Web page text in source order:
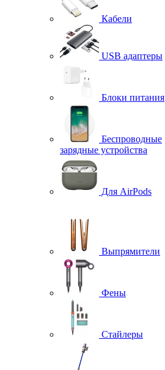
Кабели
USB адаптеры
Блоки питания
Беспроводные
зарядные устройства
Для AirPods
Выпрямители
Фены
Стайлеры